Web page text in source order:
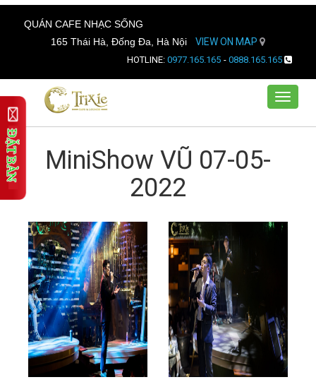
QUÁN CAFE NHẠC SỐNG
165 Thái Hà, Đống Đa, Hà Nội
VIEW ON MAP
HOTLINE: 0977.165.165 - 0888.165.165
Toggle
MiniShow VŨ 07-05-
2022